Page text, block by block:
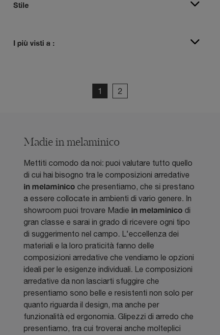
Stile
I più visti a :
1 2
Madie in melaminico
Mettiti comodo da noi: puoi valutare tutto quello
di cui hai bisogno tra le composizioni arredative
in melaminico che presentiamo, che si prestano
a essere collocate in ambienti di vario genere. In
showroom puoi trovare Madie in melaminico di
gran classe e sarai in grado di ricevere ogni tipo
di suggerimento nel campo. L'eccellenza dei
materiali e la loro praticità fanno delle
composizioni arredative che vendiamo le opzioni
ideali per le esigenze individuali. Le composizioni
arredative da non lasciarti sfuggire che
presentiamo sono belle e resistenti non solo per
quanto riguarda il design, ma anche per
funzionalità ed ergonomia. Glipezzi di arredo che
presentiamo, tra cui troverai anche molteplici